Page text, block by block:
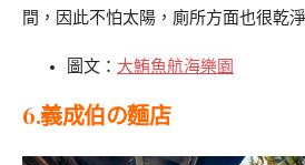
間，因此不怕太陽，廁所方面也很乾
圖文： 大鮪魚航海樂園
6.義成伯の麵店